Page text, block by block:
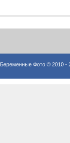
Беременные Фото © 2010 -